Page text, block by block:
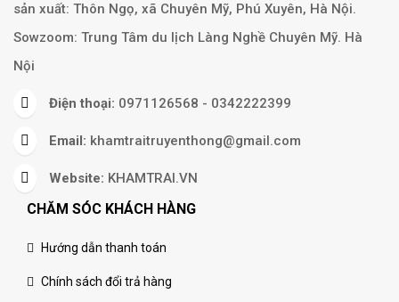
sản xuất: Thôn Ngọ, xã Chuyên Mỹ, Phú Xuyên, Hà Nội.
Sowzoom: Trung Tâm du lịch Làng Nghề Chuyên Mỹ. Hà
Nội
Điện thoại: 0971126568 - 0342222399
Email: khamtraitruyenthong@gmail.com
Website: KHAMTRAI.VN
CHĂM SÓC KHÁCH HÀNG
Hướng dẫn thanh toán
Chính sách đổi trả hàng